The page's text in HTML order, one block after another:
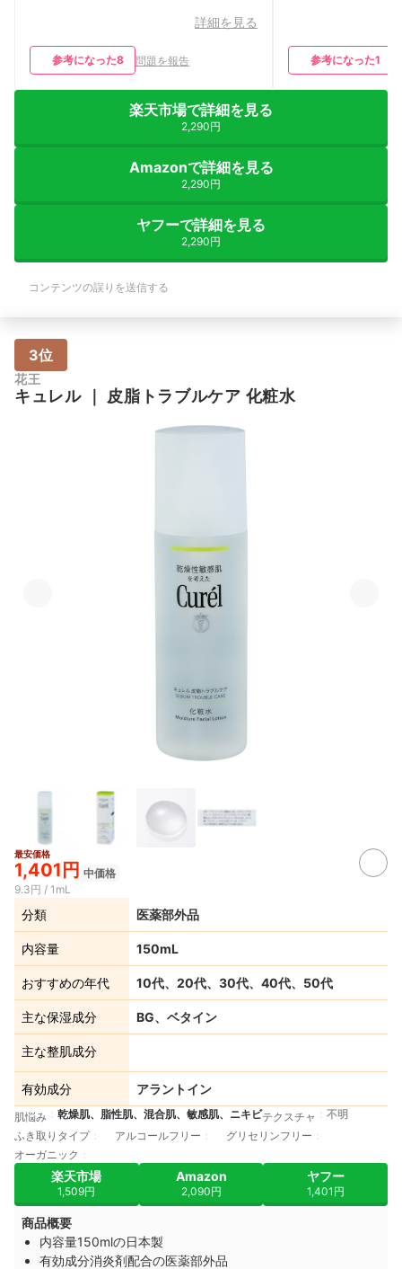
詳細を見る
参考になった8 問題を報告 参考になった1
楽天市場で詳細を見る
2,290円
Amazonで詳細を見る
2,290円
ヤフーで詳細を見る
2,290円
コンテンツの誤りを送信する
3位
花王
キュレル｜ 皮脂トラブルケア 化粧水
最安価格
1,401円 中価格
9.3円 / 1mL
分類 医薬部外品
内容量 150mL
おすすめの年代 10代、20代、30代、40代、50代
主な保湿成分 BG、ベタイン
主な整肌成分
有効成分 アラントイン
肌悩み 乾燥肌、脂性肌、混合肌、敏感肌、ニキビテクスチャ
不明
ふき取りタイプ
アルコールフリー
グリセリンフリー
オーガニック
楽天市場
1,509円
Amazon
2,090円
ヤフー
1,401円
商品概要
内容量150mlの日本製
有効成分消炎剤配合の医薬部外品